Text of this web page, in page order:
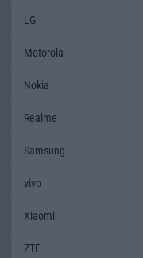
LG
Motorola
Nokia
Realme
Samsung
vivo
Xiaomi
ZTE